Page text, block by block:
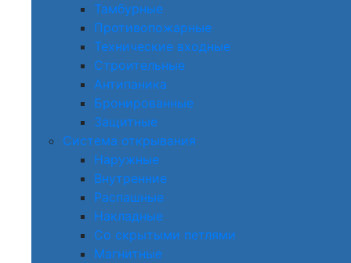
Тамбурные
Противопожарные
Технические входные
Строительные
Антипаника
Бронированные
Защитные
Система открывания
Наружные
Внутренние
Распашные
Накладные
Со скрытыми петлями
Магнитные